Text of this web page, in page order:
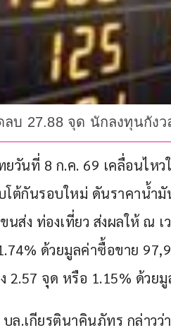
บ 27.88 จุด นักลงทุนกัง
วันที่ 8 ก.ค. 69 เคลื่อนไห
ต้กันรอบใหม่ ดันราคาน้ำ
ส่ง ท่องเที่ยว ส่งผลให้ ณ
ด้วยมูลค่าซื้อขาย
2.57 จุด หรือ 1.15% ด้ว
บล.เกียรตินาคินภัทร กล่าว